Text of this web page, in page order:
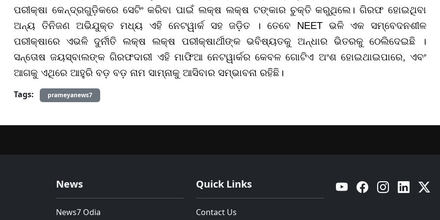
ପରୀକ୍ଷା କେନ୍ଦ୍ରଗୁଡ଼ିକରେ ସେଟିଂ କରିବା ପାଇଁ ଲକ୍ଷ ଲକ୍ଷ ଟଙ୍କାର ଚୁକ୍ତି କରୁଥିଲେ। ଗିରଫ ହୋଇଥିବା
ଅନ୍ୟ ତିନିଜଣ ଅଭିଯୁକ୍ତ ମଧ୍ୟ ଏହି ନେଟୱାର୍କ ସହ ଜଡ଼ିତ । ତେବେ NEET ଭଳି ଏକ ସମ୍ବେଦନଶୀଳ
ପରୀକ୍ଷାରେ ଏଭଳି ଦୁର୍ନୀତି ଲକ୍ଷ ଲକ୍ଷ ପରୀକ୍ଷାର୍ଥୀଙ୍କ ଭବିଷ୍ୟତକୁ ଅନ୍ଧାର ଭିତରକୁ ଠେଲିଦେଇଛି ।
ସନ୍ତୋଷ ଜୟସ୍ବାଲଙ୍କ ଗିରଫଦାରୀ ଏହି ମାଫିଆ ନେଟୱାର୍କର କେବଳ ଗୋଟିଏ ଅଂଶ ହୋଇଥାଇପାରେ, ଏବଂ
ଆଗକୁ ଏଥିରେ ଆହୁରି ବଡ଼ ବଡ଼ ନାମ ସାମ୍ନାକୁ ଆସିବାର ସମ୍ଭାବନା ରହିଛି।
Tags:
prameyanews7
News
News7 Odia
Quick Links
Contact Us
YouTube Facebook Instagram